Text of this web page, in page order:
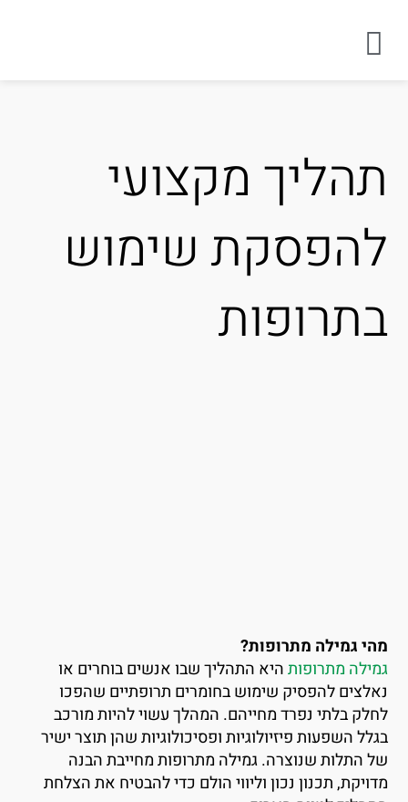
מקצועי
שימוש
גמילה מתרופות?
מתרופותהיא התהליך שבו אנשים בוחרים או
להפסיק שימוש בחומרים תרופתיים שהפכו
בלתי נפרד מחייהם. המהלך עשוי להיות מורכב
השפעות פיזיולוגיות ופסיכולוגיות שהן תוצר ישיר
התלות שנוצרה. גמילה מתרופות מחייבת הבנה
תכנון נכון וליווי הולם כדי להבטיח את הצלחת